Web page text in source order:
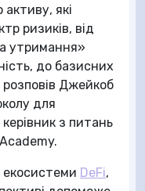
активу, які
ризиків, від
утримання»
до базисних
розповів Джейкоб
для
з питань
екосистеми DeFi,